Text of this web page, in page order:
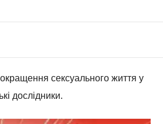
сексуального життя у
дослідники.